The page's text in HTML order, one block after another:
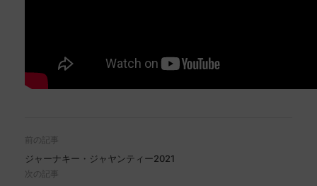
前の記事
ジャーナキー・ジャヤンティー2021
次の記事